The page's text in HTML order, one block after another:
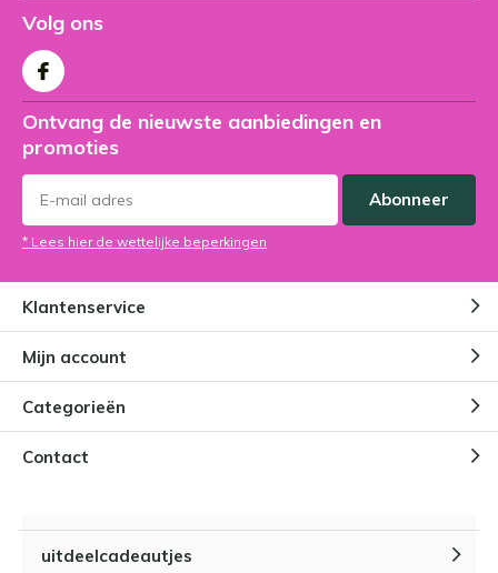
Volg ons
Ontvang de nieuwste aanbiedingen en
promoties
Abonneer
* Lees hier de wettelijke beperkingen
Klantenservice
Mijn account
Categorieën
Contact
uitdeelcadeautjes